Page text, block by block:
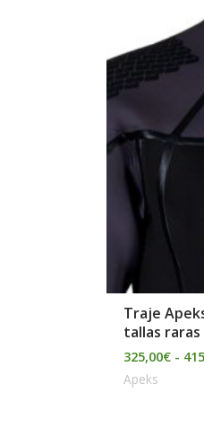
Traje
tallas raras
325,00€ -
Apeks